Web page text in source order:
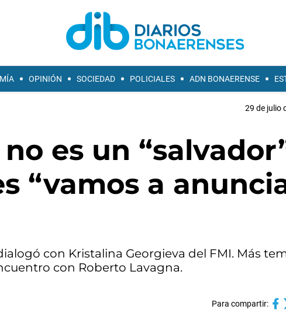
OPINIÓN SOCIEDAD POLICIALES ADN BONAERENSE
29 de julio
es un
“vamos a
con Kristalina Georgieva del FMI. Más
con Roberto Lavagna.
Para compartir: